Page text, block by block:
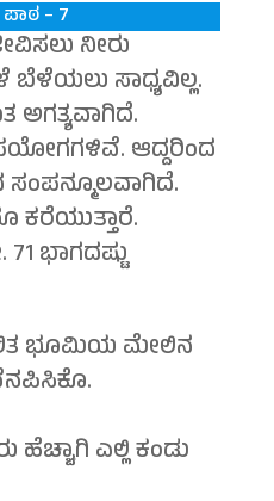
ಪಾಠ – 7
ನೀರು
ಬೆಳೆಯಲು ಸಾಧ್ಯವಿಲ್ಲ.
ಅಗತ್ಯವಾಗಿದೆ.
ಆದ್ದರಿಂದ
ಸಂಪನ್ಮೂಲವಾಗಿದೆ.
ಕರೆಯುತ್ತಾರೆ.
ಭಾಗದಷ್ಟು
ಭೂಮಿಯ ಮೇಲಿನ
ಎಲ್ಲಿ ಕಂಡು